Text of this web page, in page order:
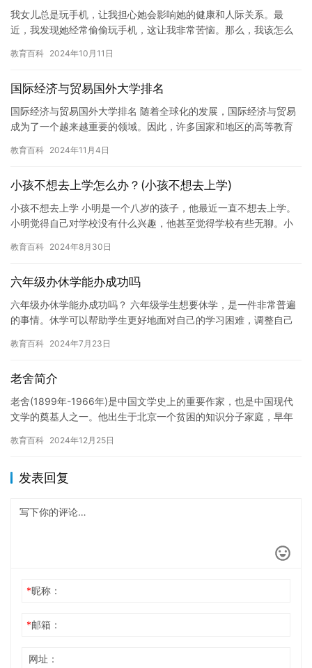
我女儿总是玩手机，让我担心她会影响她的健康和人际关系。最
近，我发现她经常偷偷玩手机，这让我非常苦恼。那么，我该怎么
机了解…
教育百科 2024年10月11日
国际经济与贸易国外大学排名
国际经济与贸易国外大学排名 随着全球化的发展，国际经济与贸易
成为了一个越来越重要的领域。因此，许多国家和地区的高等教育
国外…
教育百科 2024年11月4日
小孩不想去上学怎么办？(小孩不想去上学)
小孩不想去上学 小明是一个八岁的孩子，他最近一直不想去上学。
小明觉得自己对学校没有什么兴趣，他甚至觉得学校有些无聊。小
法克…
教育百科 2024年8月30日
六年级办休学能办成功吗
六年级办休学能办成功吗？ 六年级学生想要休学，是一件非常普遍
的事情。休学可以帮助学生更好地面对自己的学习困难，调整自己
是否…
教育百科 2024年7月23日
老舍简介
老舍(1899年-1966年)是中国文学史上的重要作家，也是中国现代
文学的奠基人之一。他出生于北京一个贫困的知识分子家庭，早年
教育百科 2024年12月25日
发表回复
*昵称：
*邮箱：
网址：